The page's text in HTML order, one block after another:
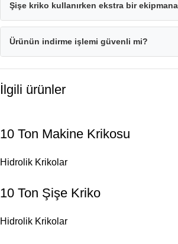
Şişe kriko kullanırken ekstra bir
Ürünün indirme işlemi güvenli mi?
İlgili ürünler
10 Ton Makine Krikosu
Hidrolik Krikolar
10 Ton Şişe Kriko
Hidrolik Krikolar